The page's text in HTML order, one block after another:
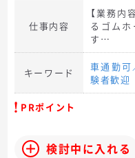
仕事内容
【業務内
るゴムホ
す…
キーワード
車通勤可
験者歓迎
PRポイント
検討中に入れる